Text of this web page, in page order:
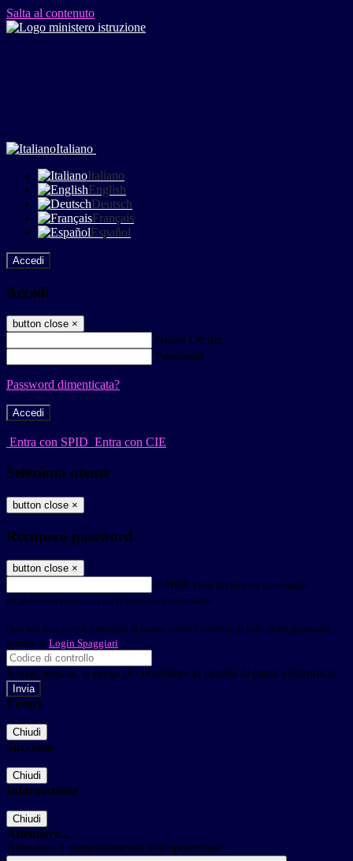
Salta al contenuto
Italiano
Italiano
English
Deutsch
Français
Español
Accedi
Accedi
button close ×
Nome Utente
Password
Password dimenticata?
-
Entra con SPID Entra con CIE
Seleziona utente
button close ×
Recupero password
button close ×
E-mail Verrà inviato un messaggio
all'indirizzo indicato con le istruzioni necessarie.
Non hai una e-mail associata al nome utente? Effettua il reset della password
tramite la Login Spaggiari
E-mail inviata, si prega di controllare la casella di posta elettronica!
Errore
Chiudi
Successo
Chiudi
Informazione
Chiudi
Attendere...
Attendere il completamento dell'operazione...